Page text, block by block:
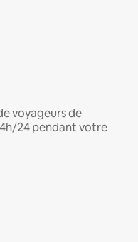
voyageurs de
24 pendant votre